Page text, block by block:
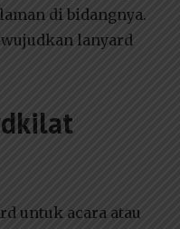
di bidangnya.
lanyard
untuk acara atau